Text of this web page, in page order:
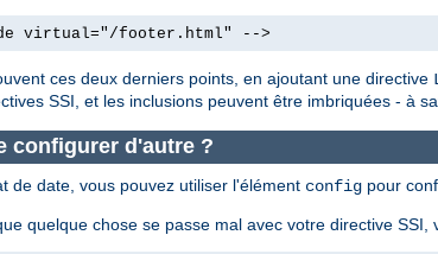
virtual="/footer.html" -->
ces deux derniers points, en ajoutant une directive
SSI, et les inclusions peuvent être imbriquées - à
configurer d'autre ?
de date, vous pouvez utiliser l'élément config pour
quelque chose se passe mal avec votre directive SSI,